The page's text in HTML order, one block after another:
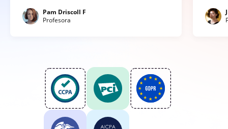
Pam Driscoll F
Profesora